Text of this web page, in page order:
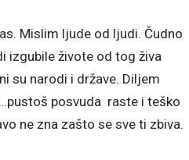
Mislim ljude od ljudi. Čudno
izgubile živote od tog živa
su narodi i države. Diljem
posvuda raste i teško
ne zna zašto se sve ti zbiva.